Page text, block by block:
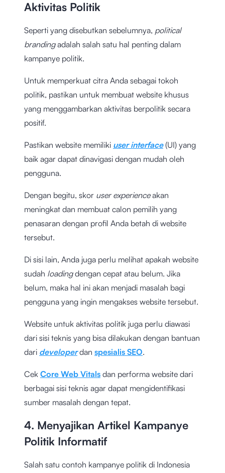
Aktivitas Politik
Seperti yang disebutkan sebelumnya, political
brandingadalah salah satu hal penting dalam
kampanye politik.
Untuk memperkuat citra Anda sebagai tokoh
politik, pastikan untuk membuat website khusus
yang menggambarkan aktivitas berpolitik secara
positif.
Pastikan website memiliki user interface(UI) yang
baik agar dapat dinavigasi dengan mudah oleh
pengguna.
Dengan begitu, skor user experienceakan
meningkat dan membuat calon pemilih yang
penasaran dengan profil Anda betah di website
tersebut.
Di sisi lain, Anda juga perlu melihat apakah website
sudah loadingdengan cepat atau belum. Jika
belum, maka hal ini akan menjadi masalah bagi
pengguna yang ingin mengakses website tersebut.
Website untuk aktivitas politik juga perlu diawasi
dari sisi teknis yang bisa dilakukan dengan bantuan
dari developerdan spesialis SEO.
Cek Core Web Vitals dan performa website dari
berbagai sisi teknis agar dapat mengidentifikasi
sumber masalah dengan tepat.
4. Menyajikan Artikel Kampanye
Politik Informatif
Salah satu contoh kampanye politik di Indonesia